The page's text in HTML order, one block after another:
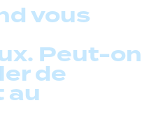
vous
Peut-on
de
au